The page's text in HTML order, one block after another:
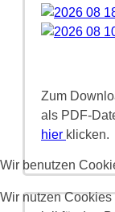
Zum
als PDF-
hier klicken.
Wir benutzen
Wir nutzen